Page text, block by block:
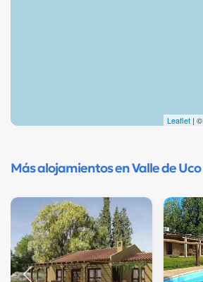
Leaflet | ©
Más alojamientos en Valle de Uco